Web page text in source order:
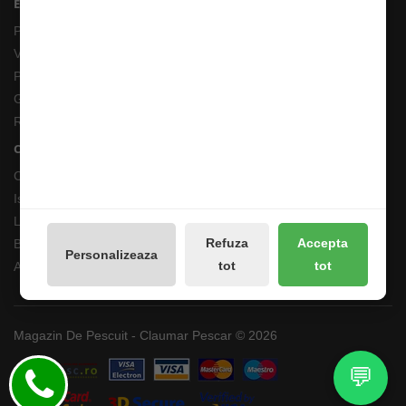
Personalizeaza
Refuza
tot
Accepta
tot
💬
Extras
Producători
Vouchere cadou
Promotii
Galerie Foto
Reseteaza Notificarile
Contul meu
Contul meu
Istoricul comenzilor
Lista de dorințe
Buletin de știri
Administreaza preferintele GDPR
Magazin De Pescuit - Claumar Pescar © 2026